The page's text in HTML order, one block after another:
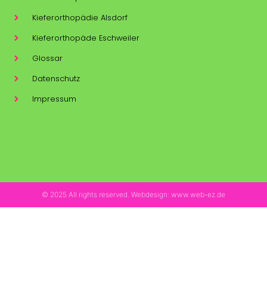
Kieferorthopädie Alsdorf
Kieferorthopäde Eschweiler
Glossar
Datenschutz
Impressum
© 2025 All rights reserved. Webdesign: www.web-ez.de